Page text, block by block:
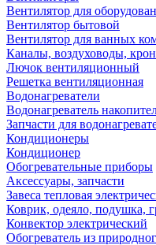
Вентилятор для
Вентилятор бытовой
Вентилятор для ванных
Каналы, воздуховоды,
Лючок вентиляционный
Решетка вентиляционная
Водонагреватели
Водонагреватель
Запчасти для
Кондиционеры
Кондиционер
Обогревательные приборы
Аксессуары, запчасти
Завеса тепловая
Коврик, одеяло, подушка,
Конвектор электрический
Обогреватель из